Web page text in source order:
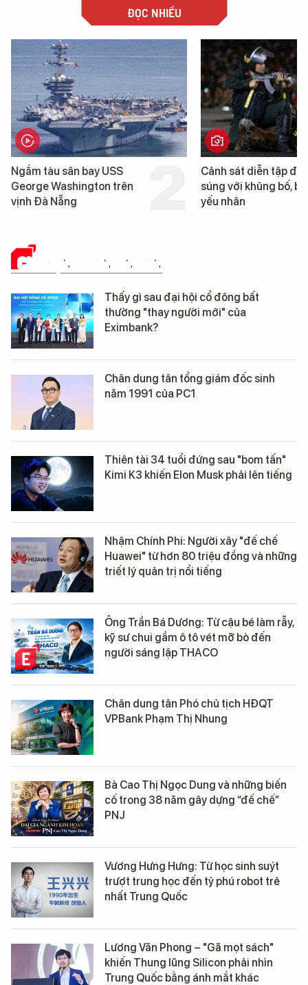
ĐỌC NHIỀU
Cảnh sát diễn tập đấu
súng với khủng bố, bảo vệ
yếu nhân
Trung Quốc
cao su tự
loài cỏ dại mọc
CHUYỆN DOANH NHÂN
Thấy gì sau đại hội cổ đông bất
thường "thay người mới" của
Eximbank?
Chân dung tân tổng giám đốc sinh
năm 1991 của PC1
Thiên tài 34 tuổi đứng sau "bom tấn"
Kimi K3 khiến Elon Musk phải lên tiếng
Nhậm Chính Phi: Người xây "đế chế
Huawei" từ hơn 80 triệu đồng và những
triết lý quản trị nổi tiếng
Ông Trần Bá Dương: Từ cậu bé làm rẫy,
kỹ sư chui gầm ô tô vét mỡ bò đến
người sáng lập THACO
Chân dung tân Phó chủ tịch HĐQT
VPBank Phạm Thị Nhung
Bà Cao Thị Ngọc Dung và những biến
cố trong 38 năm gây dựng “đế chế”
PNJ
Vương Hưng Hưng: Từ học sinh suýt
trượt trung học đến tỷ phú robot trẻ
nhất Trung Quốc
Lương Văn Phong – "Gã mọt sách"
khiến Thung lũng Silicon phải nhìn
Trung Quốc bằng ánh mắt khác